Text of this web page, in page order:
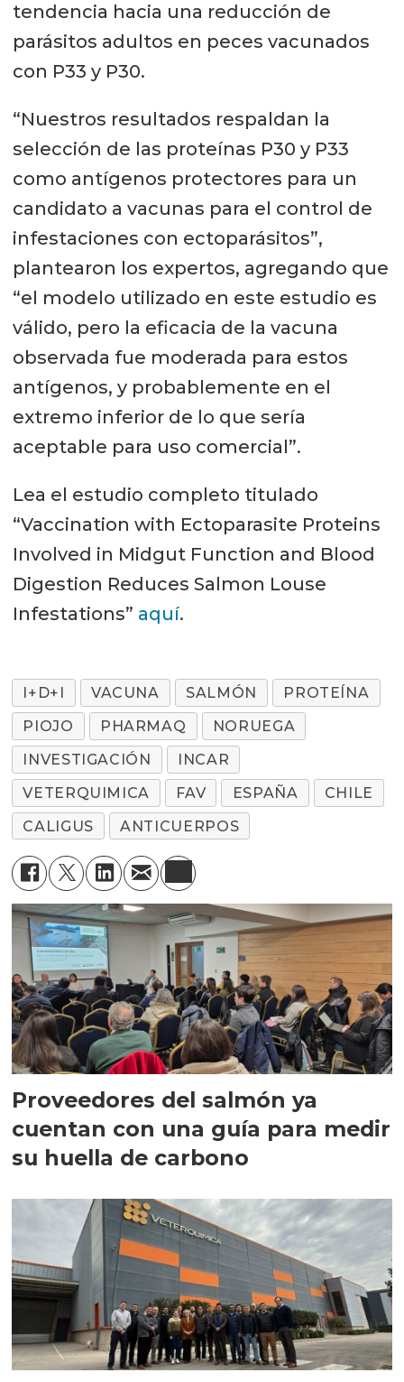
tendencia hacia una reducción de
parásitos adultos en peces vacunados
con P33 y P30.
“Nuestros resultados respaldan la
selección de las proteínas P30 y P33
como antígenos protectores para un
candidato a vacunas para el control de
infestaciones con ectoparásitos”,
plantearon los expertos, agregando que
“el modelo utilizado en este estudio es
válido, pero la eficacia de la vacuna
observada fue moderada para estos
antígenos, y probablemente en el
extremo inferior de lo que sería
aceptable para uso comercial”.
Lea el estudio completo titulado
“Vaccination with Ectoparasite Proteins
Involved in Midgut Function and Blood
Digestion Reduces Salmon Louse
Infestations” aquí.
I+D+I VACUNA SALMÓN
PROTEÍNA
PIOJO
PHARMAQ
NORUEGA
INVESTIGACIÓN
INCAR
VETERQUIMICA
FAV ESPAÑA
CHILE
CALIGUS
ANTICUERPOS
Proveedores del salmón ya
cuentan con una guía para medir
su huella de carbono